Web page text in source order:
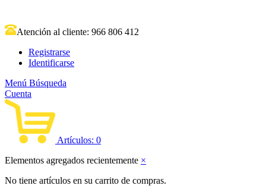
Atención al cliente: 966 806 412
Registrarse
Identificarse
Menú Búsqueda
Cuenta
Artículos: 0
Elementos agregados recientemente ×
No tiene artículos en su carrito de compras.